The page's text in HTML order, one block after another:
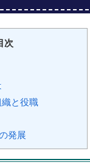
次
と役職
発展